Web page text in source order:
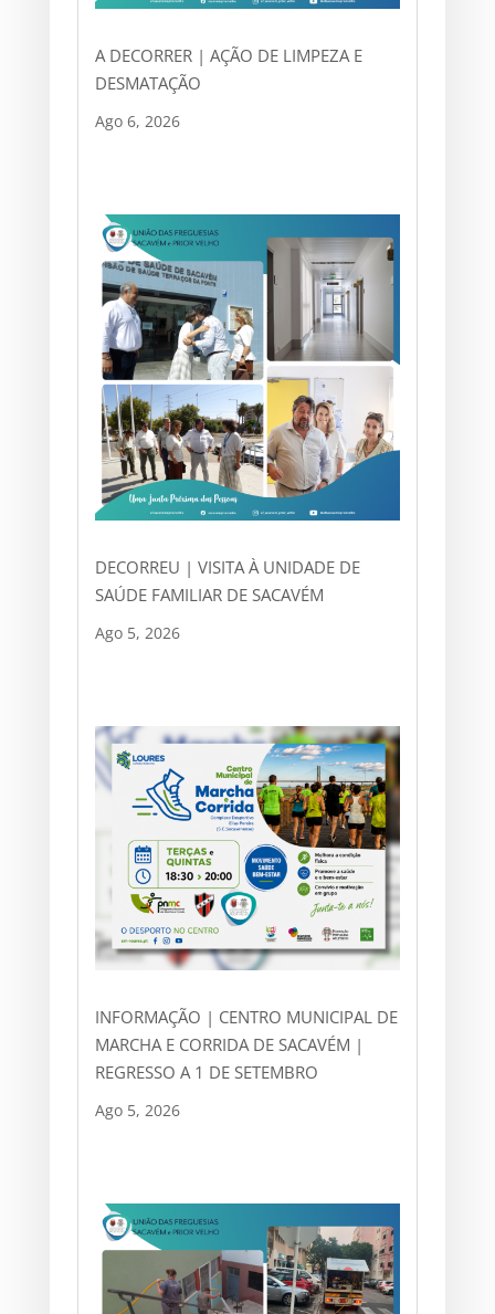
A DECORRER | AÇÃO DE LIMPEZA E
DESMATAÇÃO
Ago 6, 2026
DECORREU | VISITA À UNIDADE DE
SAÚDE FAMILIAR DE SACAVÉM
Ago 5, 2026
INFORMAÇÃO | CENTRO MUNICIPAL DE
MARCHA E CORRIDA DE SACAVÉM |
REGRESSO A 1 DE SETEMBRO
Ago 5, 2026